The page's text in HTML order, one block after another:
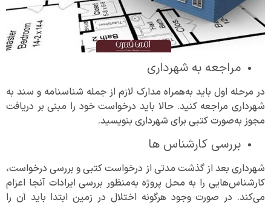
مراجعه به شهرداری
در مرحله اول باید به‌همراه مدارک لازم از جمله شناسنامه و سند به
شهرداری مراجعه کنید. حالا باید درخواست خود را مبنی بر دریافت
مجوز به‌صورت کتبی برای شهرداری بنویسید.
بررسی کارشناس ها
شهرداری بعد از گذشت مدتی از درخواست کتبی و بررسی درخواست،
کارشناس‌هایی را به محل پروژه به‌منظور بررسی ایرادات آنجا اعزام
می‌کند. در صورت وجود هرگونه اختلال در زمین ابتدا باید آن را